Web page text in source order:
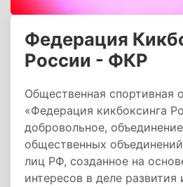
Федерация
России - ФКР
Общественная спортивная
«Федерация кикбоксинга
добровольное,
общественных
лиц РФ, созданное на
интересов в деле развития